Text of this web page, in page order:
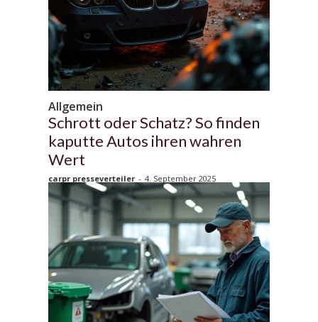
Allgemein
Schrott oder Schatz? So finden
kaputte Autos ihren wahren
Wert
carpr presseverteiler - 4. September 2025